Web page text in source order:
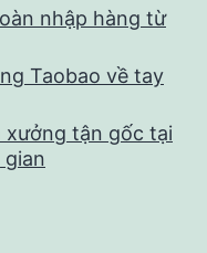
nhập hàng từ
Taobao về tay
xưởng tận gốc tại